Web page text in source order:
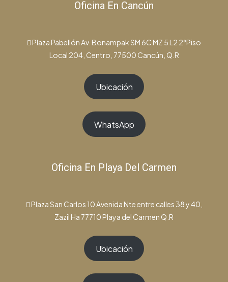
Oficina En Cancún
Plaza Pabellón Av. Bonampak SM 6C MZ 5 L2 2°Piso
Local 204, Centro, 77500 Cancún, Q.R
Ubicación
WhatsApp
Oficina En Playa Del Carmen
Plaza San Carlos 10 Avenida Nte entre calles 38 y 40,
Zazil Ha 77710 Playa del Carmen Q.R
Ubicación